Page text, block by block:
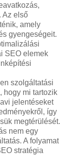
Az első
amely
gyengeségeit.
SEO elemek
szolgáltatási
hogy mi tartozik
jelentéseket
így
megtérülését.
nem egy
A folyamat
stratégia